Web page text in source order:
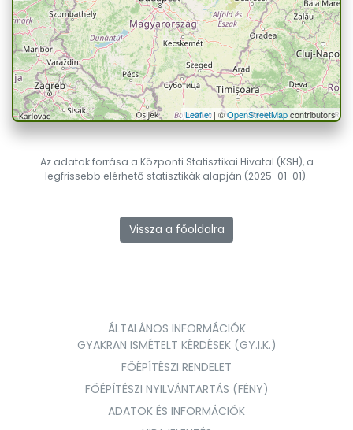
Leaflet| ©OpenStreetMapcontributors
Az adatok forrása a Központi Statisztikai Hivatal (KSH), a
legfrissebb elérhető statisztikák alapján (2025-01-01).
Vissza a főoldalra
ÁLTALÁNOS INFORMÁCIÓK
GYAKRAN ISMÉTELT KÉRDÉSEK (GY.I.K.)
FŐÉPÍTÉSZI RENDELET
FŐÉPÍTÉSZI NYILVÁNTARTÁS (FÉNY)
ADATOK ÉS INFORMÁCIÓK